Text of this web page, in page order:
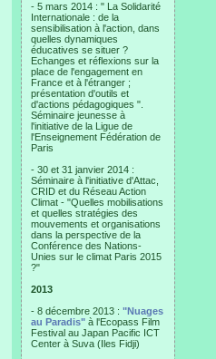
- 5 mars 2014 : " La Solidarité
Internationale : de la
sensibilisation à l'action, dans
quelles dynamiques
éducatives se situer ?
Echanges et réflexions sur la
place de l'engagement en
France et à l'étranger ;
présentation d'outils et
d'actions pédagogiques ".
Séminaire jeunesse à
l'initiative de la Ligue de
l'Enseignement Fédération de
Paris
- 30 et 31 janvier 2014 :
Séminaire à l'initiative d'Attac,
CRID et du Réseau Action
Climat - "Quelles mobilisations
et quelles stratégies des
mouvements et organisations
dans la perspective de la
Conférence des Nations-
Unies sur le climat Paris 2015
?"
2013
- 8 décembre 2013 : "Nuages
au Paradis" à l'Ecopass Film
Festival au Japan Pacific ICT
Center à Suva (Iles Fidji)